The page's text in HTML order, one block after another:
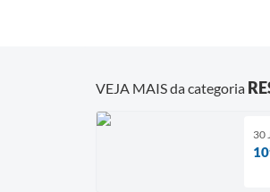
VEJA MAIS da categoria
30